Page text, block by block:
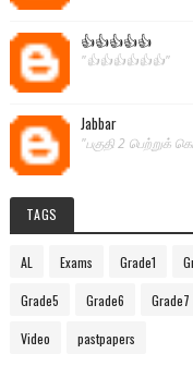
👍👍👍👍👍
"👍👍👍👍👍👍"
Jabbar
"பகுதி 2 பெற்றுக்
TAGS
AL Exams Grade1
Grade5 Grade6 Grade7
Video pastpapers